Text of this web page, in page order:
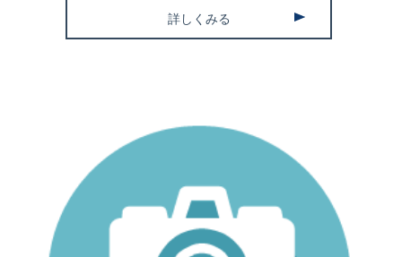
詳しくみる